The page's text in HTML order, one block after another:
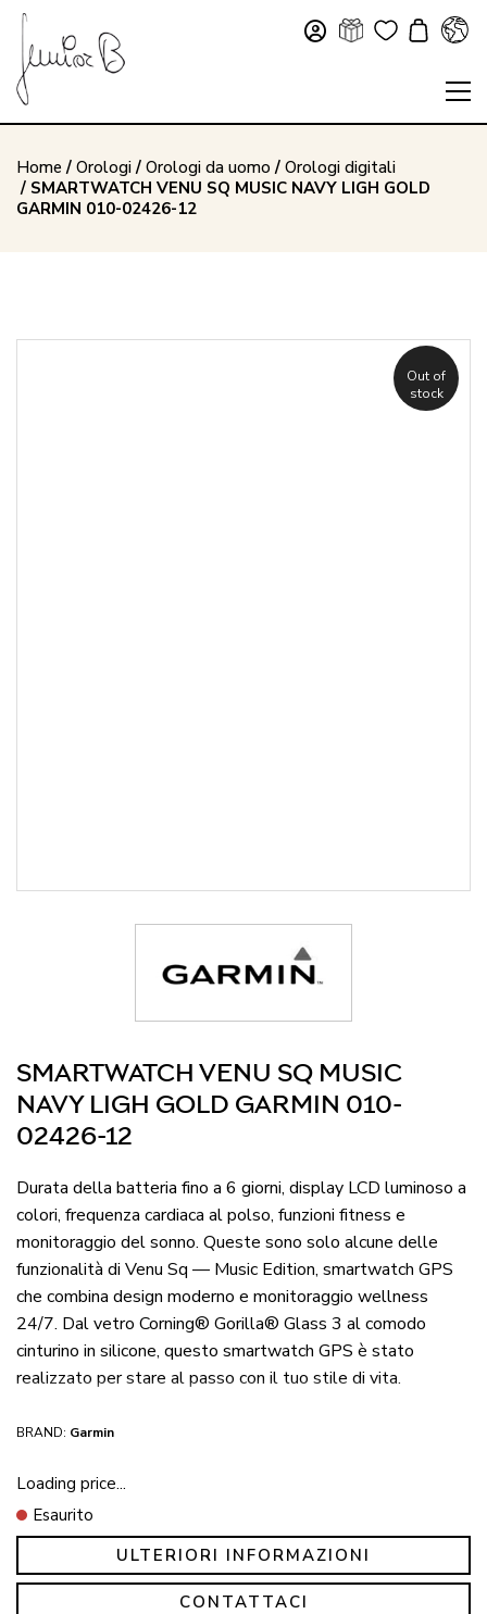
Home / Orologi/ Orologi da uomo / Orologi digitali
/ SMARTWATCH VENU SQ MUSIC NAVY LIGH GOLD
GARMIN 010-02426-12
Out of
stock
SMARTWATCH VENU SQ MUSIC
NAVY LIGH GOLD GARMIN 010-
02426-12
Durata della batteria fino a 6 giorni, display LCD luminoso a
colori, frequenza cardiaca al polso, funzioni fitness e
monitoraggio del sonno. Queste sono solo alcune delle
funzionalità di Venu Sq — Music Edition, smartwatch GPS
che combina design moderno e monitoraggio wellness
24/7. Dal vetro Corning® Gorilla® Glass 3 al comodo
cinturino in silicone, questo smartwatch GPS è stato
realizzato per stare al passo con il tuo stile di vita.
BRAND: Garmin
Loading price...
Esaurito
ULTERIORI INFORMAZIONI
CONTATTACI